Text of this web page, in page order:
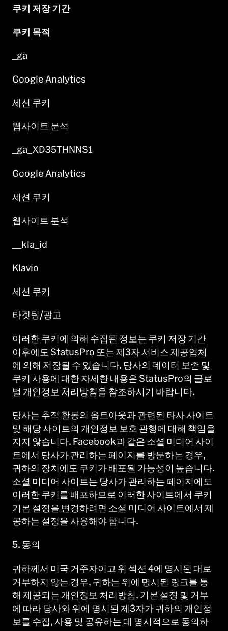
쿠키 저장 기간
쿠키 목적
_ga
Google Analytics
세션 쿠키
웹사이트 분석
_ga_XD35THNNS1
Google Analytics
세션 쿠키
웹사이트 분석
__kla_id
Klavio
세션 쿠키
타겟팅/광고
이러한 쿠키에 의해 수집된 정보는 쿠키 저장 기간
이후에도 StatusPro 또는 제3자 서비스 제공업체
에 의해 저장될 수 있습니다. 당사의 데이터 보존 및
쿠키 사용에 대한 자세한 내용은 StatusPro의 글로
벌 개인정보 처리방침을 참조하시기 바랍니다.
당사는 추적 활동의 옵트아웃과 관련된 타사 사이트
및 해당 사이트의 개인정보 보호 관행에 대해 책임을
지지 않습니다. Facebook과 같은 소셜 미디어 사이
트에서 당사가 관리하는 페이지를 방문하는 경우,
귀하의 장치에도 쿠키가 배포될 가능성이 높습니다.
소셜 미디어 사이트는 당사가 관리하는 페이지에도
이러한 쿠키를 배포하므로 이러한 사이트에서 쿠키
기본 설정을 변경하려면 소셜 미디어 사이트에서 제
공하는 설정을 사용해야 합니다.
5. 동의
귀하께서 미국 거주자이고 위 섹션 4에 명시된 대로
거부하지 않는 경우, 귀하는 위에 명시된 링크를 통
해 제공되는 개인정보 처리방침, 기본 설정 및 거부
에 따라 당사와 위에 명시된 제3자가 귀하의 개인정
보를 수집, 사용 및 공유하는 데 명시적으로 동의하